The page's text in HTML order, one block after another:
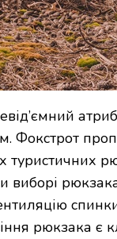
Фокстрот
туристичних
виборі
рюкзака є